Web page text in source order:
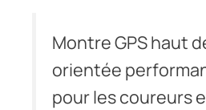
Montre GPS haut
orientée
pour les coureurs